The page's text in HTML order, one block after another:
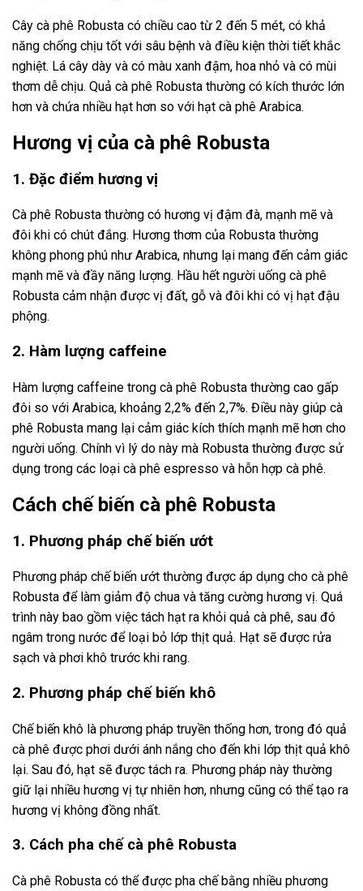
Cây cà phê Robusta có chiều cao từ 2 đến 5 mét, có khả
năng chống chịu tốt với sâu bệnh và điều kiện thời tiết khắc
nghiệt. Lá cây dày và có màu xanh đậm, hoa nhỏ và có mùi
thơm dễ chịu. Quả cà phê Robusta thường có kích thước lớn
hơn và chứa nhiều hạt hơn so với hạt cà phê Arabica.
Hương vị của cà phê Robusta
1. Đặc điểm hương vị
Cà phê Robusta thường có hương vị đậm đà, mạnh mẽ và
đôi khi có chút đắng. Hương thơm của Robusta thường
không phong phú như Arabica, nhưng lại mang đến cảm giác
mạnh mẽ và đầy năng lượng. Hầu hết người uống cà phê
Robusta cảm nhận được vị đất, gỗ và đôi khi có vị hạt đậu
phộng.
2. Hàm lượng caffeine
Hàm lượng caffeine trong cà phê Robusta thường cao gấp
đôi so với Arabica, khoảng 2,2% đến 2,7%. Điều này giúp cà
phê Robusta mang lại cảm giác kích thích mạnh mẽ hơn cho
người uống. Chính vì lý do này mà Robusta thường được sử
dụng trong các loại cà phê espresso và hỗn hợp cà phê.
Cách chế biến cà phê Robusta
1. Phương pháp chế biến ướt
Phương pháp chế biến ướt thường được áp dụng cho cà phê
Robusta để làm giảm độ chua và tăng cường hương vị. Quá
trình này bao gồm việc tách hạt ra khỏi quả cà phê, sau đó
ngâm trong nước để loại bỏ lớp thịt quả. Hạt sẽ được rửa
sạch và phơi khô trước khi rang.
2. Phương pháp chế biến khô
Chế biến khô là phương pháp truyền thống hơn, trong đó quả
cà phê được phơi dưới ánh nắng cho đến khi lớp thịt quả khô
lại. Sau đó, hạt sẽ được tách ra. Phương pháp này thường
giữ lại nhiều hương vị tự nhiên hơn, nhưng cũng có thể tạo ra
hương vị không đồng nhất.
3. Cách pha chế cà phê Robusta
Cà phê Robusta có thể được pha chế bằng nhiều phương